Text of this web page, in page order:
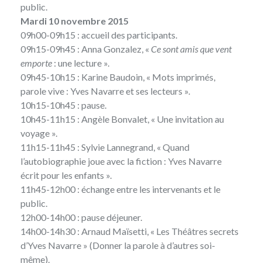
public.
Mardi 10 novembre 2015
09h00-09h15 : accueil des participants.
09h15-09h45 : Anna Gonzalez, « Ce sont amis que vent
emporte : une lecture ».
09h45-10h15 : Karine Baudoin, « Mots imprimés,
parole vive : Yves Navarre et ses lecteurs ».
10h15-10h45 : pause.
10h45-11h15 : Angèle Bonvalet, « Une invitation au
voyage ».
11h15-11h45 : Sylvie Lannegrand, « Quand
l’autobiographie joue avec la fiction : Yves Navarre
écrit pour les enfants ».
11h45-12h00 : échange entre les intervenants et le
public.
12h00-14h00 : pause déjeuner.
14h00-14h30 : Arnaud Maïsetti, « Les Théâtres secrets
d’Yves Navarre » (Donner la parole à d’autres soi-
même).